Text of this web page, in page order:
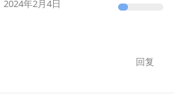
2024年2月4日
回复